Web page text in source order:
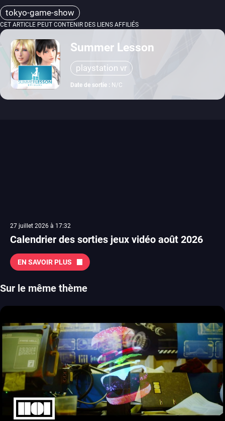
tokyo-game-show
CET ARTICLE PEUT CONTENIR DES LIENS AFFILIÉS
Summer Lesson
playstation vr
Date de sortie : N/C
27 juillet 2026 à 17:32
Calendrier des sorties jeux vidéo août 2026
EN SAVOIR PLUS
Sur le même thème